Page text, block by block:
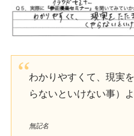
わかりやすくて、現実
らないといけない事）
無記名